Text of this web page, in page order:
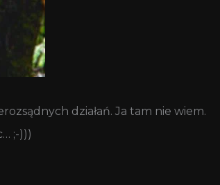
działań. Ja tam nie wiem.
;-)))